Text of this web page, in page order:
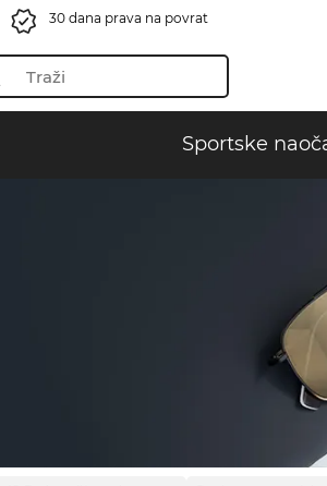
30 dana prava na povrat
Sportske